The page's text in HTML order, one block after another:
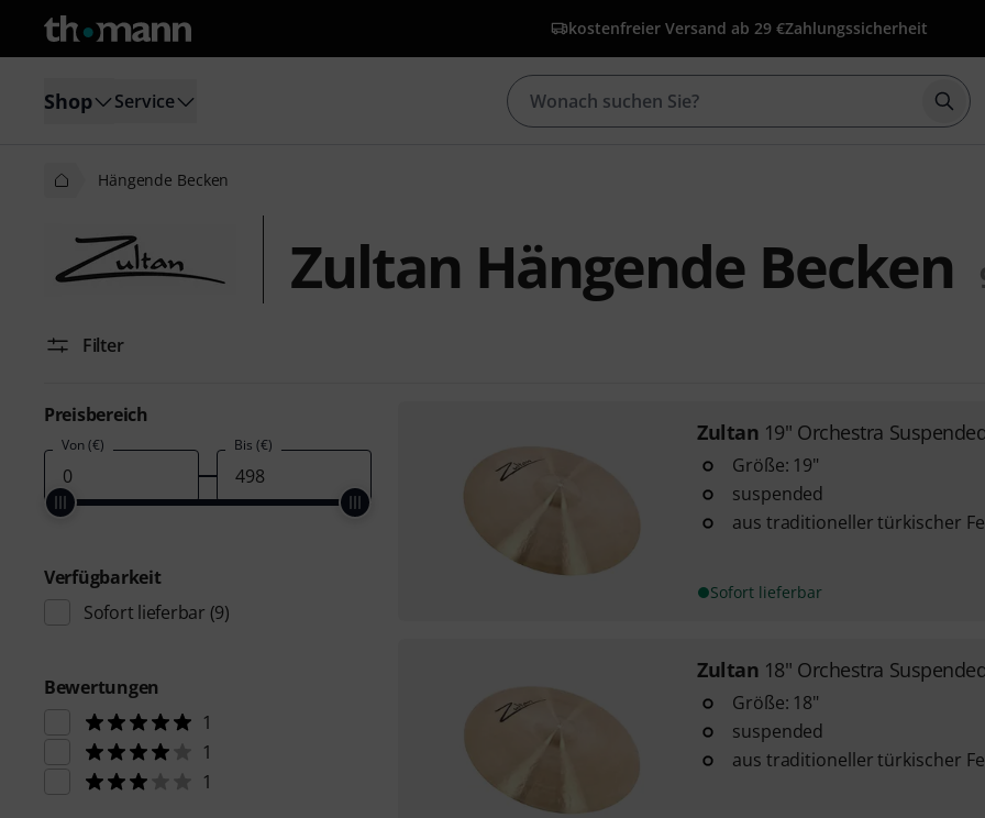
kostenfreier Versand ab 29 €Zahlungssicherheit
Shop Service
Hängende Becken
Zultan Hängende Becken
Filter
Preisbereich
Von (€) Bis (€)
Verfügbarkeit
Sofort lieferbar (9)
Bewertungen
1
1
1
Zultan 19" Orchestra
Größe: 19"
suspended
aus traditioneller türkischer
Sofort lieferbar
Zultan 18" Orchestra
Größe: 18"
suspended
aus traditioneller türkischer